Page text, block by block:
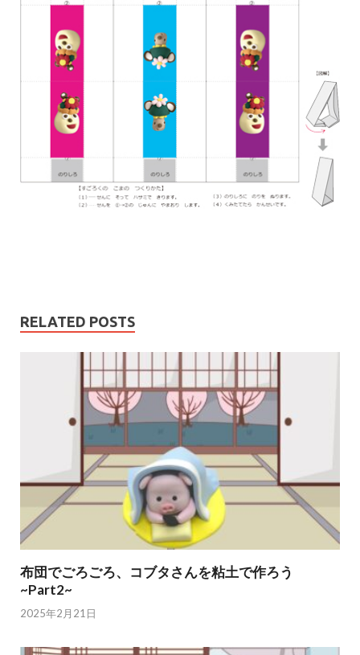
RELATED POSTS
布団でごろごろ、コブタさんを粘土で作ろう
~Part2~
2025年2月21日